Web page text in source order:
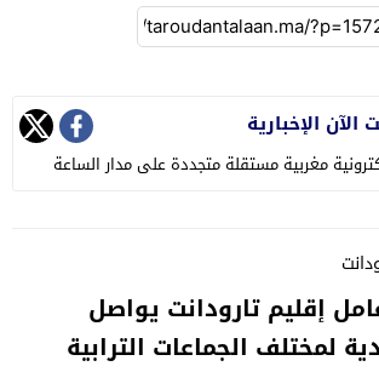
الآن الإخبارية
مغربية مستقلة متجددة على مدار الساعة
إقليم تارودانت يواصل
لمختلف الجماعات الترابية